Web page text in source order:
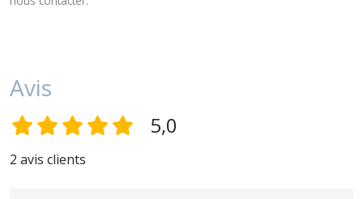
Avis
5,0
2 avis clients